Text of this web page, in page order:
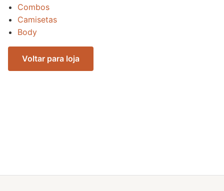
Combos
Camisetas
Body
Voltar para loja